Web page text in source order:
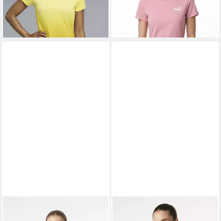
Material
+5
Laufshirt W RUN
Trainingsshirt W TAD